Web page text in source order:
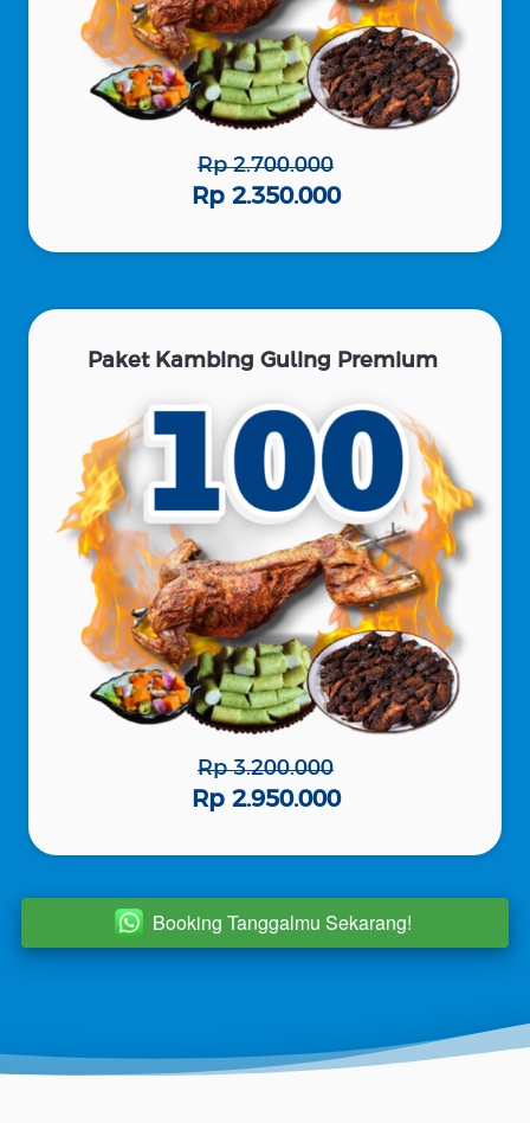
Rp 2.700.000
Rp 2.350.000
Paket Kambing Guling Premium
Rp 3.200.000
Rp 2.950.000
` Booking Tanggalmu Sekarang!